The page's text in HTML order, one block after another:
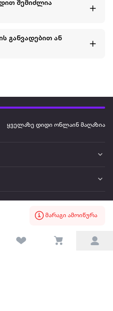
მარაგი ამოიწურა
შემიძლია
განვადებით ან
ყველაზე დიდი ონლაინ მაღაზია